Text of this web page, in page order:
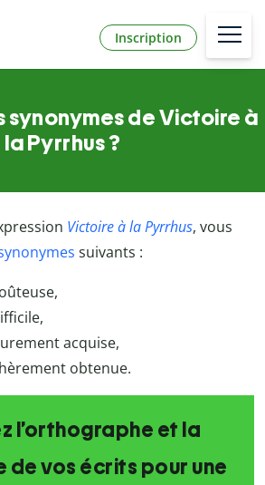
Inscription
synonymes de Victoire à
la Pyrrhus ?
Victoire à la Pyrrhus, vous
suivants :
acquise,
obtenue.
l’orthographe et la
de vos écrits pour une